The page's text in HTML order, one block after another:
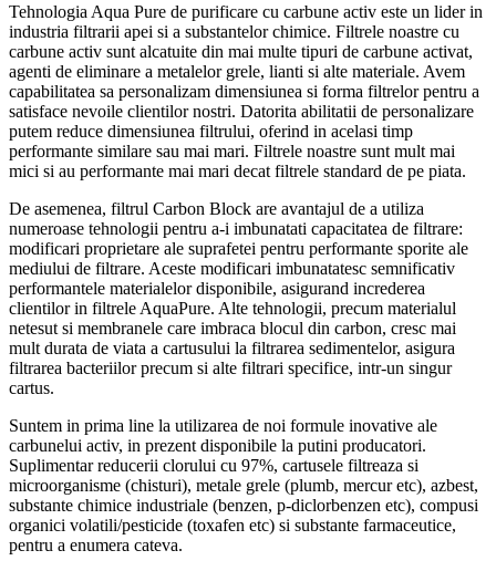
Tehnologia Aqua Pure de purificare cu carbune activ este un lider in
industria filtrarii apei si a substantelor chimice. Filtrele noastre cu
carbune activ sunt alcatuite din mai multe tipuri de carbune activat,
agenti de eliminare a metalelor grele, lianti si alte materiale. Avem
capabilitatea sa personalizam dimensiunea si forma filtrelor pentru a
satisface nevoile clientilor nostri. Datorita abilitatii de personalizare
putem reduce dimensiunea filtrului, oferind in acelasi timp
performante similare sau mai mari. Filtrele noastre sunt mult mai
mici si au performante mai mari decat filtrele standard de pe piata.
De asemenea, filtrul Carbon Block are avantajul de a utiliza
numeroase tehnologii pentru a-i imbunatati capacitatea de filtrare:
modificari proprietare ale suprafetei pentru performante sporite ale
mediului de filtrare. Aceste modificari imbunatatesc semnificativ
performantele materialelor disponibile, asigurand increderea
clientilor in filtrele AquaPure. Alte tehnologii, precum materialul
netesut si membranele care imbraca blocul din carbon, cresc mai
mult durata de viata a cartusului la filtrarea sedimentelor, asigura
filtrarea bacteriilor precum si alte filtrari specifice, intr-un singur
cartus.
Suntem in prima line la utilizarea de noi formule inovative ale
carbunelui activ, in prezent disponibile la putini producatori.
Suplimentar reducerii clorului cu 97%, cartusele filtreaza si
microorganisme (chisturi), metale grele (plumb, mercur etc), azbest,
substante chimice industriale (benzen, p-diclorbenzen etc), compusi
organici volatili/pesticide (toxafen etc) si substante farmaceutice,
pentru a enumera cateva.